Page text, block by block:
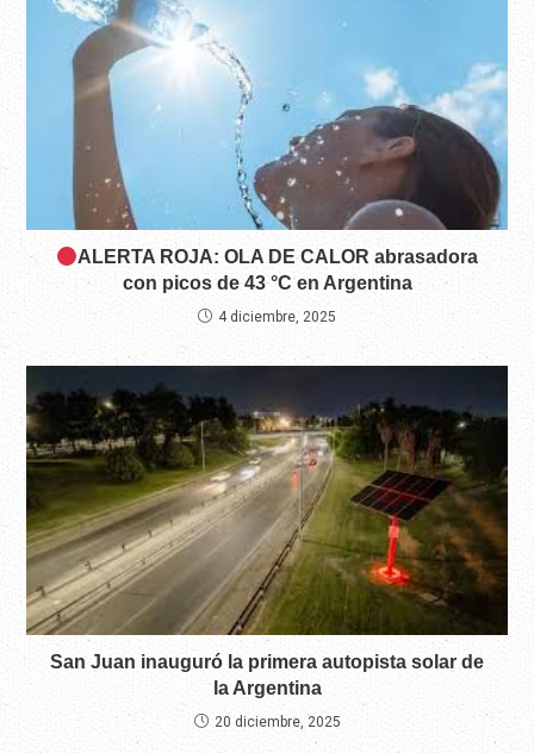
ALERTA ROJA: OLA DE CALOR abrasadora
con picos de 43 °C en Argentina
4 diciembre, 2025
San Juan inauguró la primera autopista solar de
la Argentina
20 diciembre, 2025